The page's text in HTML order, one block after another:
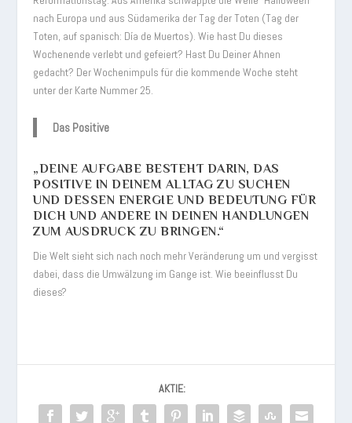
nach Europa und aus Südamerika der Tag der Toten (Tag der
Toten, auf spanisch: Día de Muertos). Wie hast Du dieses
Wochenende verlebt und gefeiert? Hast Du Deiner Ahnen
gedacht? Der Wochenimpuls für die kommende Woche steht
unter der Karte Nummer 25.
Das Positive
„DEINE AUFGABE BESTEHT DARIN, DAS
POSITIVE IN DEINEM ALLTAG ZU SUCHEN
UND DESSEN ENERGIE UND BEDEUTUNG FÜR
DICH UND ANDERE IN DEINEN HANDLUNGEN
ZUM AUSDRUCK ZU BRINGEN.“
Die Welt sieht sich nach noch mehr Veränderung um und vergisst
dabei, dass die Umwälzung im Gange ist. Wie beeinflusst Du
dieses?
AKTIE: